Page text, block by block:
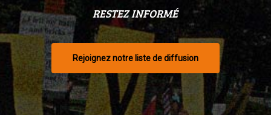
RESTEZ INFORMÉ
Rejoignez notre liste de diffusion